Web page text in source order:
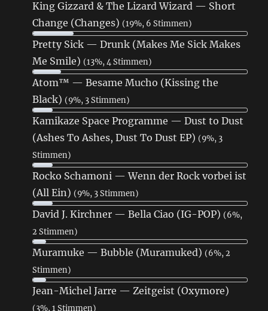
King Gizzard & The Lizard Wizard — Short
Change (Changes) (19%, 6 Stimmen)
Pretty Sick — Drunk (Makes Me Sick Makes
Me Smile) (13%, 4 Stimmen)
Atom™ — Besame Mucho (Kissing the
Black) (9%, 3 Stimmen)
Kamikaze Space Programme — Dust to Dust
(Ashes To Ashes, Dust To Dust EP) (9%, 3
Stimmen)
Rocko Schamoni — Wenn der Rock vorbei ist
(All Ein) (9%, 3 Stimmen)
David J. Kirchner — Bella Ciao (IG-POP) (6%,
2 Stimmen)
Muramuke — Bubble (Muramuked) (6%, 2
Stimmen)
Jean-Michel Jarre — Zeitgeist (Oxymore)
(3%, 1 Stimmen)